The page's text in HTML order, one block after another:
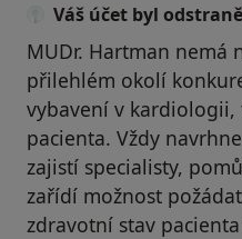
Váš účet byl
MUDr. Hartman nemá
přilehlém okolí
vybavení v
pacienta. Vždy
zajistí specialisty,
zařídí možnost
zdravotní stav